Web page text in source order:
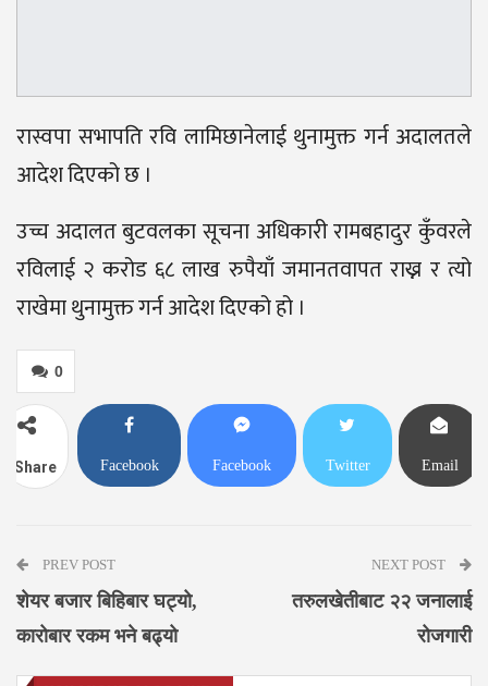
रास्वपा सभापति रवि लामिछानेलाई थुनामुक्त गर्न अदालतले
आदेश दिएको छ ।
उच्च अदालत बुटवलका सूचना अधिकारी रामबहादुर कुँवरले
रविलाई २ करोड ६८ लाख रुपैयाँ जमानतवापत राख्न र त्यो
राखेमा थुनामुक्त गर्न आदेश दिएको हो ।
0
Share Facebook Facebook Twitter Email
PREV POST
शेयर बजार बिहिबार घट्यो,
कारोबार रकम भने बढ्यो
NEXT POST
तरुलखेतीबाट २२ जनालाई
रोजगारी